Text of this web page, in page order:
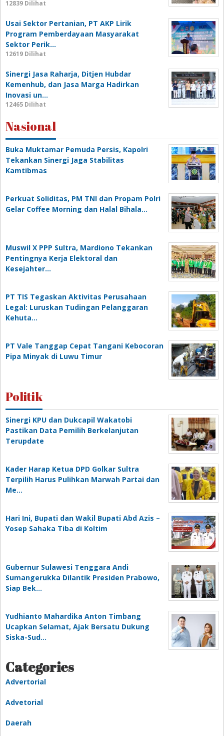
12839 Dilihat
Usai Sektor Pertanian, PT AKP Lirik
Program Pemberdayaan Masyarakat
Sektor Perik…
12619 Dilihat
Sinergi Jasa Raharja, Ditjen Hubdar
Kemenhub, dan Jasa Marga Hadirkan
Inovasi un…
12465 Dilihat
Nasional
Buka Muktamar Pemuda Persis, Kapolri
Tekankan Sinergi Jaga Stabilitas
Kamtibmas
Perkuat Soliditas, PM TNI dan Propam Polri
Gelar Coffee Morning dan Halal Bihala…
Muswil X PPP Sultra, Mardiono Tekankan
Pentingnya Kerja Elektoral dan
Kesejahter…
PT TIS Tegaskan Aktivitas Perusahaan
Legal: Luruskan Tudingan Pelanggaran
Kehuta…
PT Vale Tanggap Cepat Tangani Kebocoran
Pipa Minyak di Luwu Timur
Politik
Sinergi KPU dan Dukcapil Wakatobi
Pastikan Data Pemilih Berkelanjutan
Terupdate
Kader Harap Ketua DPD Golkar Sultra
Terpilih Harus Pulihkan Marwah Partai dan
Me…
Hari Ini, Bupati dan Wakil Bupati Abd Azis –
Yosep Sahaka Tiba di Koltim
Gubernur Sulawesi Tenggara Andi
Sumangerukka Dilantik Presiden Prabowo,
Siap Bek…
Yudhianto Mahardika Anton Timbang
Ucapkan Selamat, Ajak Bersatu Dukung
Siska-Sud…
Categories
Advertorial
Advetorial
Daerah